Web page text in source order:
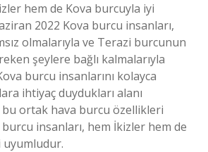
hem de Kova burcuyla iyi
2022 Kova burcu insanları,
olmalarıyla ve Terazi burcunun
şeylere bağlı kalmalarıyla
burcu insanlarını kolayca
ihtiyaç duydukları alanı
ortak hava burcu özellikleri
insanları, hem İkizler hem de
uyumludur.